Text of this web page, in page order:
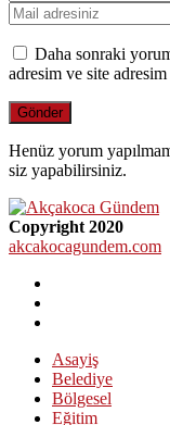
Daha sonraki
adresim ve site
Henüz yorum
siz yapabilirsiniz.
Copyright 2020
akcakocagundem.com
Asayiş
Belediye
Bölgesel
Eğitim